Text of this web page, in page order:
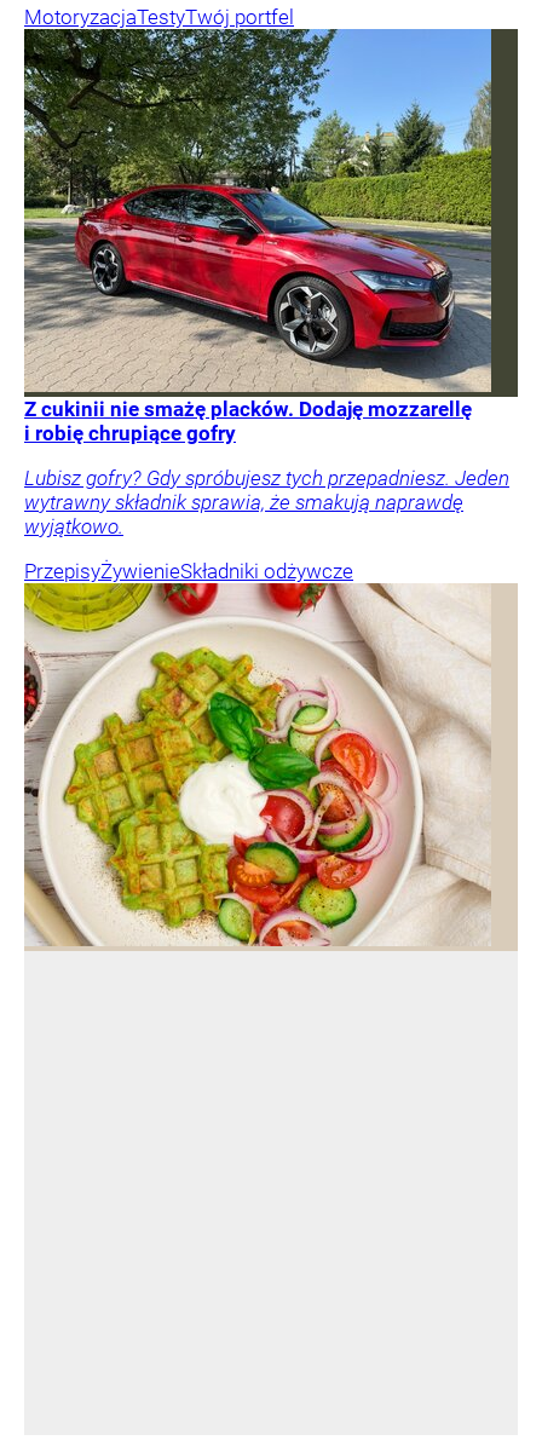
MotoryzacjaTestyTwój portfel
Z cukinii nie smażę placków. Dodaję mozzarellę
i robię chrupiące gofry
Lubisz gofry? Gdy spróbujesz tych przepadniesz. Jeden
wytrawny składnik sprawia, że smakują naprawdę
wyjątkowo.
PrzepisyŻywienieSkładniki odżywcze